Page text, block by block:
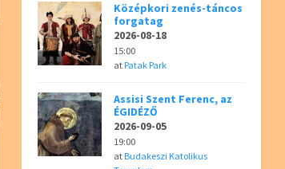
Középkori zenés-táncos
forgatag
2026-08-18
15:00
atPatak Park
Assisi Szent Ferenc, az
ÉGIDÉZŐ
2026-09-05
19:00
atBudakeszi Katolikus